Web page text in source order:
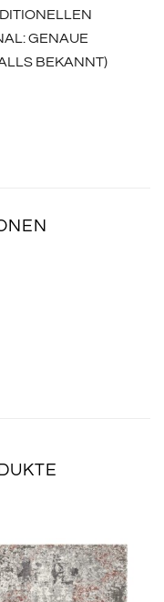
GENAUE
BEKANNT)